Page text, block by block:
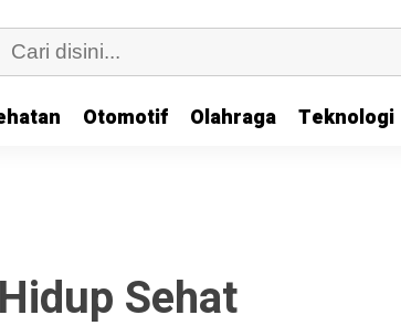
Otomotif Olahraga Teknologi
Sehat